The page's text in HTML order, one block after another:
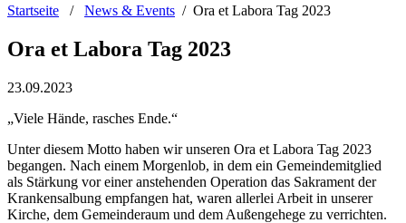
Startseite / News & Events / Ora et Labora Tag 2023
Ora et Labora Tag 2023
23.09.2023
„Viele Hände, rasches Ende.“
Unter diesem Motto haben wir unseren Ora et Labora Tag 2023
begangen. Nach einem Morgenlob, in dem ein Gemeindemitglied
als Stärkung vor einer anstehenden Operation das Sakrament der
Krankensalbung empfangen hat, waren allerlei Arbeit in unserer
Kirche, dem Gemeinderaum und dem Außengehege zu verrichten.